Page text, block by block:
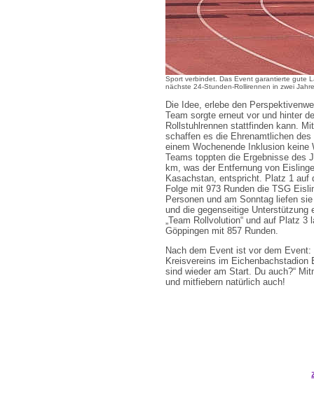
Sport verbindet. Das Event garantierte gute
nächste 24-Stunden-Rollirennen in zwei
Die Idee, erlebe den
Team sorgte erneut vor und hinter
Rollstuhlrennen stattfinden kann.
schaffen es die Ehrenamtlichen
einem Wochenende Inklusion
Teams toppten die Ergebnisse des
km, was der Entfernung von
Kasachstan, entspricht. Platz 1 auf
Folge mit 973 Runden die TSG
Personen und am Sonntag liefen
und die gegenseitige
„Team Rollvolution“ und auf Platz
Göppingen mit 857 Runden.
Nach dem Event ist vor dem
Kreisvereins im Eichenbachstadion
sind wieder am Start. Du auch?“
und mitfiebern natürlich auch!